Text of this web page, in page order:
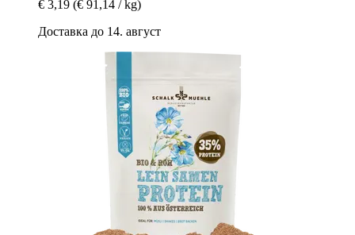
€ 3,19 (€ 91,14 / kg)
Доставка до 14. август